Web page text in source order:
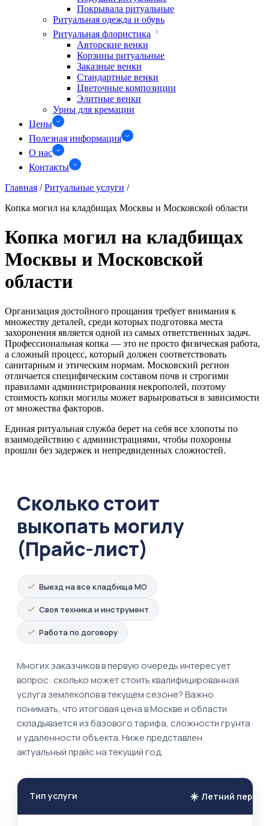
Покрывала ритуальные
Ритуальная одежда и обувь
Ритуальная флористика
Авторские венки
Корзины ритуальные
Заказные венки
Стандартные венки
Цветочные композиции
Элитные венки
Урны для кремации
Цены
Полезная информация
О нас
Контакты
Главная / Ритуальные услуги /
Копка могил на кладбищах Москвы и Московской области
Копка могил на кладбищах
Москвы и Московской
области
Организация достойного прощания требует внимания к
множеству деталей, среди которых подготовка места
захоронения является одной из самых ответственных задач.
Профессиональная копка — это не просто физическая работа,
а сложный процесс, который должен соответствовать
санитарным и этическим нормам. Московский регион
отличается специфическим составом почв и строгими
правилами администрирования некрополей, поэтому
стоимость копки могилы может варьироваться в зависимости
от множества факторов.
Единая ритуальная служба берет на себя все хлопоты по
взаимодействию с администрациями, чтобы похороны
прошли без задержек и непредвиденных сложностей.
Сколько стоит
выкопать могилу
(Прайс-лист)
Выезд на все кладбища МО
Своя техника и инструмент
Работа по договору
Многих заказчиков в первую очередь интересует
вопрос: сколько может стоить квалифицированная
услуга землекопов в текущем сезоне? Важно
понимать, что итоговая цена в Москве и области
складывается из базового тарифа, сложности грунта
и удаленности объекта. Ниже представлен
актуальный прайс на текущий год.
Тип услуги ☀️ Летний период